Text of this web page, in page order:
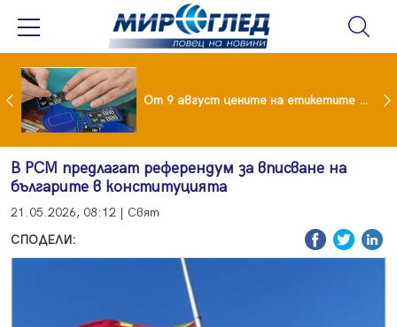
Проект за изграждане на 13-етажна "мегаджамия" разгневи жителите на Лондон От 9 август цените на етикетите само в евро
В РСМ предлагат референдум за вписване на
българите в конституцията
21.05.2026, 08:12 | Свят
СПОДЕЛИ: